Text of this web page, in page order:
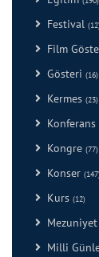
Festival
Film
Gösteri (16)
Kermes (23)
Konferans
Kongre (77)
Konser
Kurs (12)
Milli